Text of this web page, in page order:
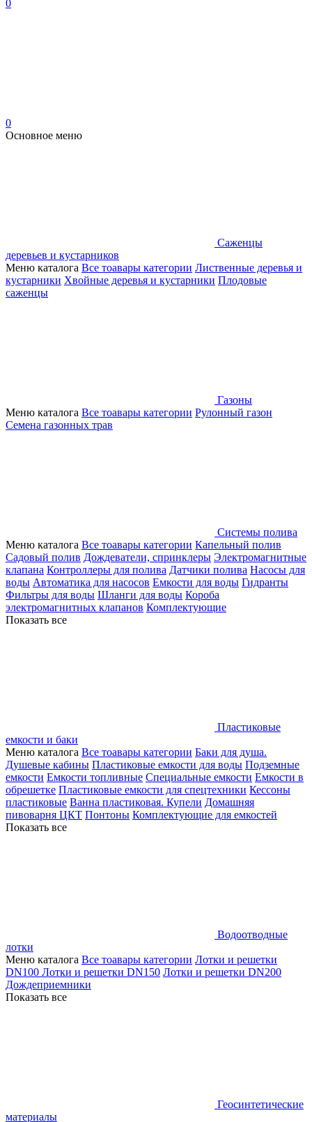
0
0
Основное меню
Саженцы
деревьев и кустарников
Меню каталога Все тоавары категории Лиственные деревья и
кустарники Хвойные деревья и кустарники Плодовые
саженцы
Газоны
Меню каталога Все тоавары категории Рулонный газон
Семена газонных трав
Системы полива
Меню каталога Все тоавары категории Капельный полив
Садовый полив Дождеватели, спринклеры Электромагнитные
клапана Контроллеры для полива Датчики полива Насосы для
воды Автоматика для насосов Емкости для воды Гидранты
Фильтры для воды Шланги для воды Короба
электромагнитных клапанов Комплектующие
Показать все
Пластиковые
емкости и баки
Меню каталога Все тоавары категории Баки для душа.
Душевые кабины Пластиковые емкости для воды Подземные
емкости Емкости топливные Специальные емкости Емкости в
обрешетке Пластиковые емкости для спецтехники Кессоны
пластиковые Ванна пластиковая. Купели Домашняя
пивоварня ЦКТ Понтоны Комплектующие для емкостей
Показать все
Водоотводные
лотки
Меню каталога Все тоавары категории Лотки и решетки
DN100 Лотки и решетки DN150 Лотки и решетки DN200
Дождеприемники
Показать все
Геосинтетические
материалы